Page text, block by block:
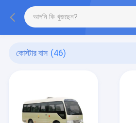
কোস্টার বাস (46)